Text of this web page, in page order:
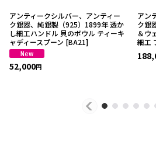
アンティークシルバー、アンティー
ク銀器、純銀製（925）1899年 透か
し細工ハンドル 貝のボウル ティーキ
ャディースプーン [BA21]
52,000円
アン
ク銀
＆ウ
細工